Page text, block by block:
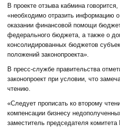
В проекте отзыва кабмина
«необходимо отразить информацию
оказании финансовой помощи
федерального бюджета, а также о
консолидированных бюджетов
положений законопроекта».
В пресс-службе правительства
законопроект при условии, что
чтению.
«Следует прописать ко второму
компенсации бизнесу
заместитель председателя